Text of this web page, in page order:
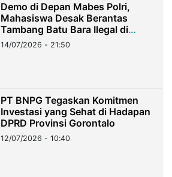
Demo di Depan Mabes Polri,
Mahasiswa Desak Berantas
Tambang Batu Bara Ilegal di
Lampung
14/07/2026 - 21:50
PT BNPG Tegaskan Komitmen
Investasi yang Sehat di Hadapan
DPRD Provinsi Gorontalo
12/07/2026 - 10:40